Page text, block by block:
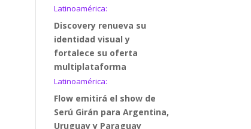
Latinoamérica:
Discovery renueva su
identidad visual y
fortalece su oferta
multiplataforma
Latinoamérica:
Flow emitirá el show de
Serú Girán para Argentina,
Uruguay y Paraguay